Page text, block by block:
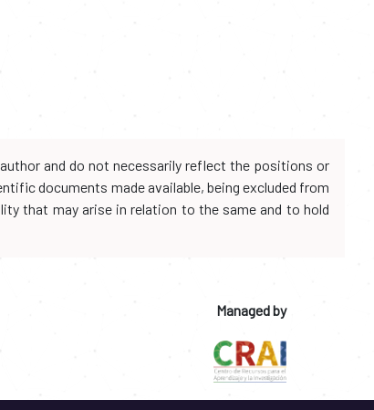
and do not necessarily reflect the positions or
documents made available, being excluded from
that may arise in relation to the same and to hold
Managed by